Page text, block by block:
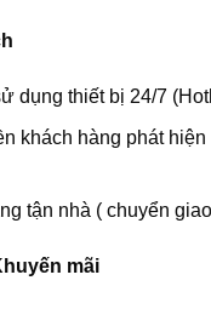
dụng thiết bị 24/7
khách hàng phát
tận nhà ( chuyển
mãi